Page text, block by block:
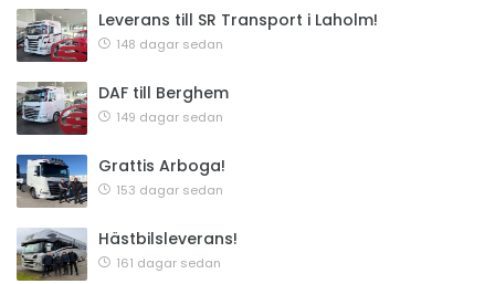
Leverans till SR Transport i Laholm!
148 dagar sedan
DAF till Berghem
149 dagar sedan
Grattis Arboga!
153 dagar sedan
Hästbilsleverans!
161 dagar sedan